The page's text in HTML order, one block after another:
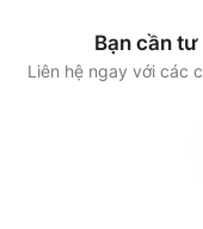
Bạn cần
Liên hệ ngay với các